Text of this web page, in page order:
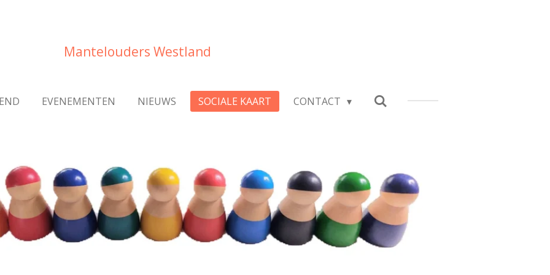
Mantelouders Westland
EVENEMENTEN NIEUWS SOCIALE KAART CONTACT